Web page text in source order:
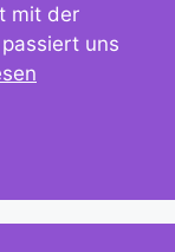
mit der
uns